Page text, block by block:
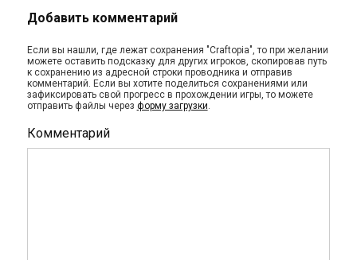
Добавить комментарий
Если вы нашли, где лежат сохранения "Craftopia", то при желании
можете оставить подсказку для других игроков, скопировав путь
к сохранению из адресной строки проводника и отправив
комментарий. Если вы хотите поделиться сохранениями или
зафиксировать свой прогресс в прохождении игры, то можете
отправить файлы через форму загрузки.
Комментарий